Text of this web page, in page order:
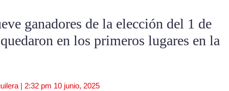
ganadores de la elección del 1 de
en los primeros lugares en la
| 2:32 pm 10 junio, 2025